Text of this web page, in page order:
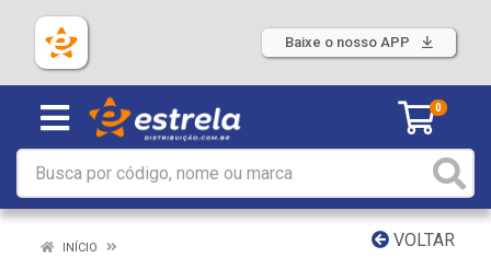
Baixe o nosso APP
0
VOLTAR
INÍCIO